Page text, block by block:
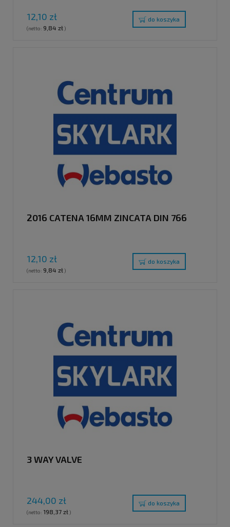
12,10 zł
(netto: 9,84 zł)
do koszyka
2016 CATENA 16MM ZINCATA DIN 766
12,10 zł
(netto: 9,84 zł)
do koszyka
3 WAY VALVE
244,00 zł
(netto: 198,37 zł)
do koszyka